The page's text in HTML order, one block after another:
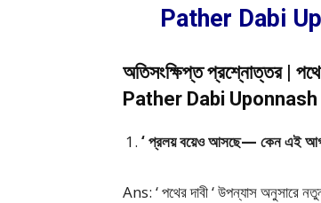
Pather Dabi
অতিসংক্ষিপ্ত প্রশ্নোত্তর |
Pather Dabi
‘ প্রলয় বয়েও আসছে— কেন এই
Ans: ‘ পথের দাবী ‘ উপন্যাস অনুসারে